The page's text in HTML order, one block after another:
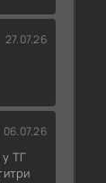
27.07.26
06.07.26
ТГ